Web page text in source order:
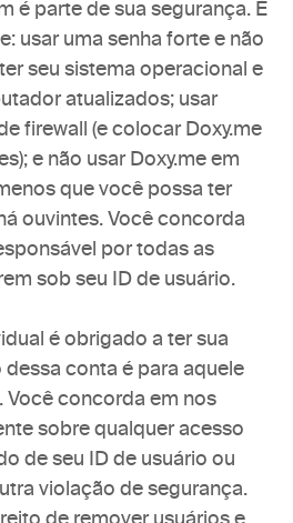
é parte de sua segurança. É
usar uma senha forte e não
seu sistema operacional e
atualizados; usar
firewall (e colocar Doxy.me
e não usar Doxy.me em
que você possa ter
ouvintes. Você concorda
por todas as
sob seu ID de usuário.
é obrigado a ter sua
conta é para aquele
concorda em nos
sobre qualquer acesso
de seu ID de usuário ou
violação de segurança.